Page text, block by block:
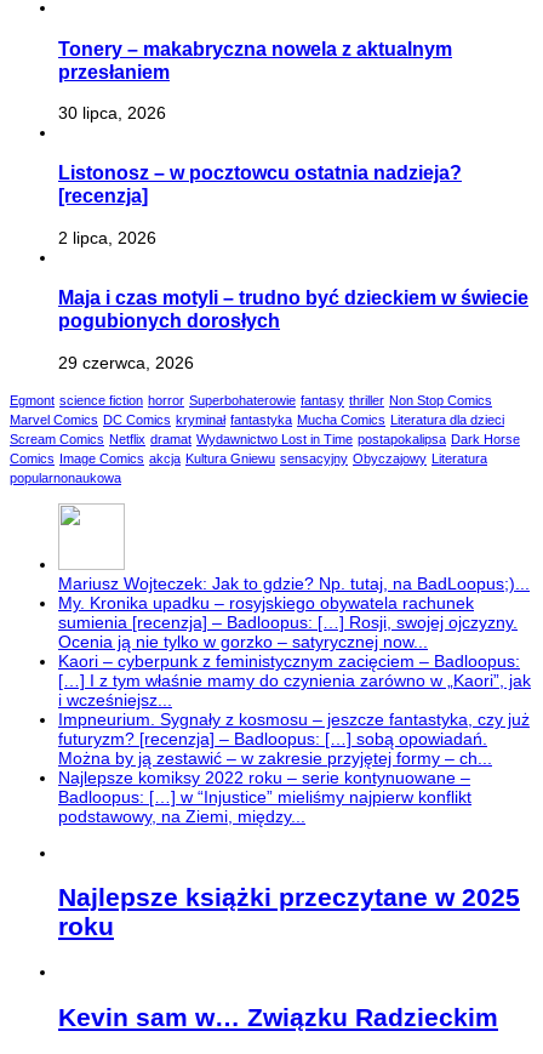
Tonery – makabryczna nowela z aktualnym
przesłaniem
30 lipca, 2026
Listonosz – w pocztowcu ostatnia nadzieja?
[recenzja]
2 lipca, 2026
Maja i czas motyli – trudno być dzieckiem w świecie
pogubionych dorosłych
29 czerwca, 2026
Egmont science fiction horror Superbohaterowie fantasy thriller Non Stop Comics
Marvel Comics DC Comics kryminał fantastyka Mucha Comics Literatura dla dzieci
Scream Comics Netflix dramat Wydawnictwo Lost in Time postapokalipsa Dark Horse
Comics Image Comics akcja Kultura Gniewu sensacyjny Obyczajowy Literatura
popularnonaukowa
Mariusz Wojteczek: Jak to gdzie? Np. tutaj, na BadLoopus;)...
My. Kronika upadku – rosyjskiego obywatela rachunek
sumienia [recenzja] – Badloopus: […] Rosji, swojej ojczyzny.
Ocenia ją nie tylko w gorzko – satyrycznej now...
Kaori – cyberpunk z feministycznym zacięciem – Badloopus:
[…] I z tym właśnie mamy do czynienia zarówno w „Kaori”, jak
i wcześniejsz...
Impneurium. Sygnały z kosmosu – jeszcze fantastyka, czy już
futuryzm? [recenzja] – Badloopus: […] sobą opowiadań.
Można by ją zestawić – w zakresie przyjętej formy – ch...
Najlepsze komiksy 2022 roku – serie kontynuowane –
Badloopus: […] w “Injustice” mieliśmy najpierw konflikt
podstawowy, na Ziemi, między...
Najlepsze książki przeczytane w 2025
roku
Kevin sam w… Związku Radzieckim